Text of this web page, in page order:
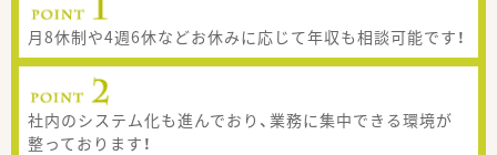
月8休制や4週6休などお休みに応じて年収も相談可能です！
社内のシステム化も進んでおり、業務に集中できる環境が
整っております！